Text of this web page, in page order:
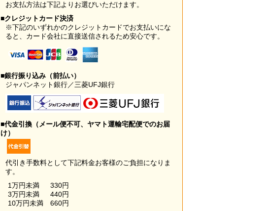
お支払方法は下記よりお選びいただけます。
■クレジットカード決済
※下記のいずれかのクレジットカードでお支払いにな
ると、カード会社に直接送信されるため安心です。
■銀行振り込み（前払い）
ジャパンネット銀行／三菱UFJ銀行
■代金引換（メール便不可、ヤマト運輸宅配便でのお届
け）
代引き手数料として下記料金お客様のご負担になりま
す。
1万円未満
330円
3万円未満
440円
10万円未満
660円